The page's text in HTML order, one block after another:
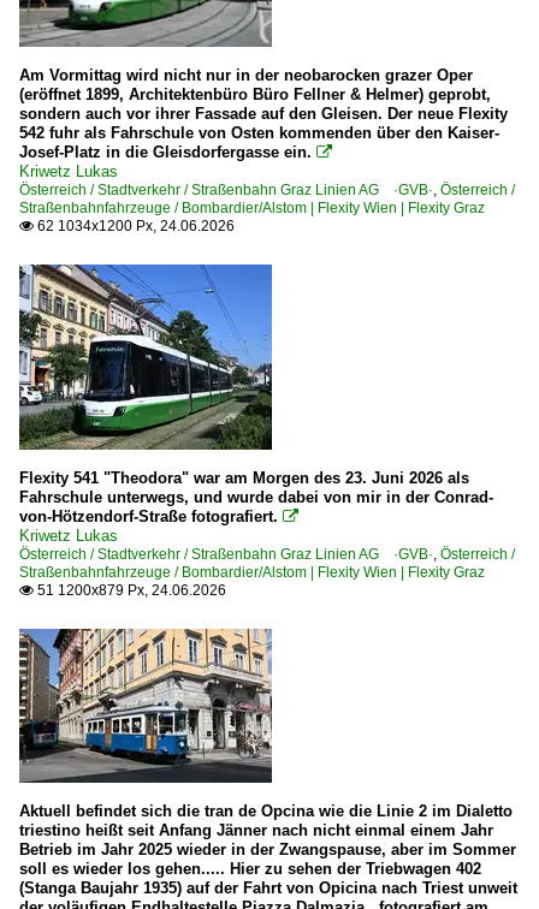
BR 1110
BR 1116 ·ES 64 U2· Taurus railjet
BR 1116 ·ES 64 U2· Taurus Werbeloks
BR 1141 Private
BR 1142
BR 1142 Private
BR 1144
BR 1187 ·Traxx AC3 LM·
BR 1216 · E 190 ·ES 64 U4· Taurus
BR 1216 · E 190 ·ES 64 U4· Taurus railjet
BR 1216 · E 190 ·ES 64 U4· Taurus Werbeloks
BR 1216.9 ·ES 64 U4· Private
BR 1293 ·Vectron MS·
BR 1293 ·Vectron MS· Private
BR 1822 'Brennerlok'
BR 1020
BR 1245
E-Loks | ohne BR-Nummer | Private
StLB E 41
E-Loks | Schmalspur
BR 1099 · NÖLB E · NÖVOG E
Am Vormittag wird nicht nur in der neobarocken grazer Oper
(eröffnet 1899, Architektenbüro Büro Fellner & Helmer) geprobt,
sondern auch vor ihrer Fassade auf den Gleisen. Der neue Flexity
542 fuhr als Fahrschule von Osten kommenden über den Kaiser-
Josef-Platz in die Gleisdorfergasse ein. 
Kriwetz Lukas
Österreich / Stadtverkehr / Straßenbahn Graz Linien AG ·GVB· Österreich /
Straßenbahnfahrzeuge / Bombardier/Alstom | Flexity Wien | Flexity Graz
 62 1034x1200 Px, 24.06.2026
Flexity 541 "Theodora" war am Morgen des 23. Juni 2026 als
Fahrschule unterwegs, und wurde dabei von mir in der Conrad-
von-Hötzendorf-Straße fotografiert. 
Kriwetz Lukas
Österreich / Stadtverkehr / Straßenbahn Graz Linien AG ·GVB· Österreich /
Straßenbahnfahrzeuge / Bombardier/Alstom | Flexity Wien | Flexity Graz
 51 1200x879 Px, 24.06.2026
Aktuell befindet sich die tran de Opcina wie die Linie 2 im Dialetto
triestino heißt seit Anfang Jänner nach nicht einmal einem Jahr
Betrieb im Jahr 2025 wieder in der Zwangspause, aber im Sommer
soll es wieder los gehen..... Hier zu sehen der Triebwagen 402
(Stanga Baujahr 1935) auf der Fahrt von Opicina nach Triest unweit